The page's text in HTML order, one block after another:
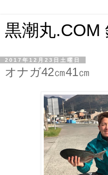
黒潮丸.COM
2017年12月23日土曜日
オナガ42㎝41㎝